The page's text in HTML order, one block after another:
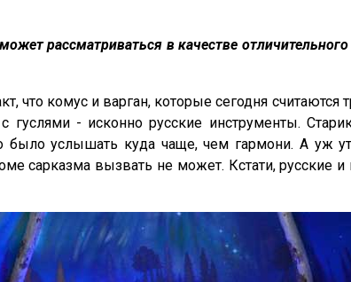
рассматриваться в качестве
что комус и варган, которые сегодня
гуслями - исконно русские инструменты.
было услышать куда чаще, чем гармони. А уж
сарказма вызвать не может. Кстати,